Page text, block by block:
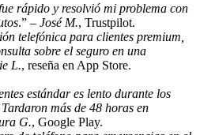
rápido y resolvió mi problema con
.” – José M., Trustpilot.
telefónica para clientes premium,
sobre el seguro en una
L., reseña en App Store.
estándar es lento durante los
más de 48 horas en
G., Google Play.